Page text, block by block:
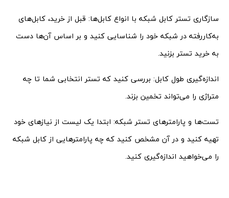
سازگاری تستر کابل شبکه با انواع کابل‌ها: قبل از خرید، کابل‌های
به‌کاررفته در شبکه خود را شناسایی کنید و بر اساس آن‌ها دست
به خرید تستر بزنید.
اندازه‌گیری طول کابل: بررسی کنید که تستر انتخابی شما تا چه
متراژی را می‌تواند تخمین بزند.
تست‌ها و پارامترهای تستر شبکه: ابتدا یک لیست از نیازهای خود
تهیه کنید و در آن مشخص کنید که چه پارامترهایی از کابل شبکه
را می‌خواهید اندازه‌گیری کنید.